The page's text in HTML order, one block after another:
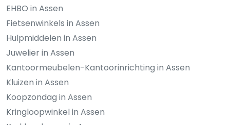
EHBO in Assen
Fietsenwinkels in Assen
Hulpmiddelen in Assen
Juwelier in Assen
Kantoormeubelen-Kantoorinrichting in Assen
Kluizen in Assen
Koopzondag in Assen
Kringloopwinkel in Assen